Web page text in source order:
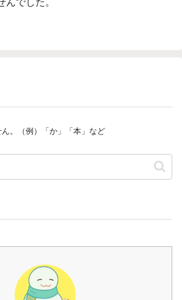
。（例）「か」「本」など